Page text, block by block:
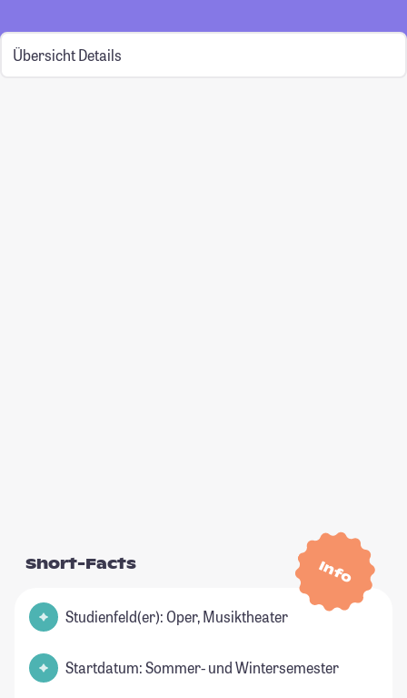
Übersicht Details
Info
Short-Facts
Studienfeld(er): Oper, Musiktheater
Startdatum: Sommer- und Wintersemester